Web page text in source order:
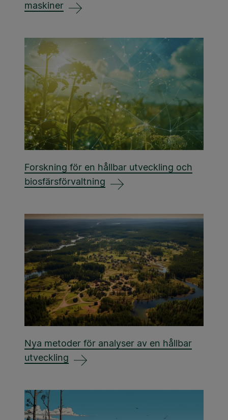
maskiner
Forskning för en hållbar utveckling och
biosfärsförvaltning
Nya metoder för analyser av en hållbar
utveckling